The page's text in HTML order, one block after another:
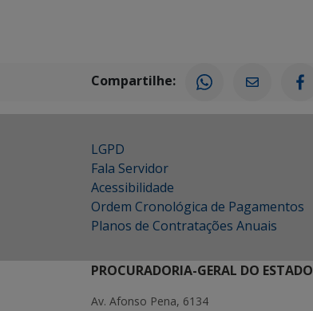
Compartilhe:
LGPD
Fala Servidor
Acessibilidade
Ordem Cronológica de Pagamentos
Planos de Contratações Anuais
PROCURADORIA-GERAL DO ESTADO
Av. Afonso Pena, 6134